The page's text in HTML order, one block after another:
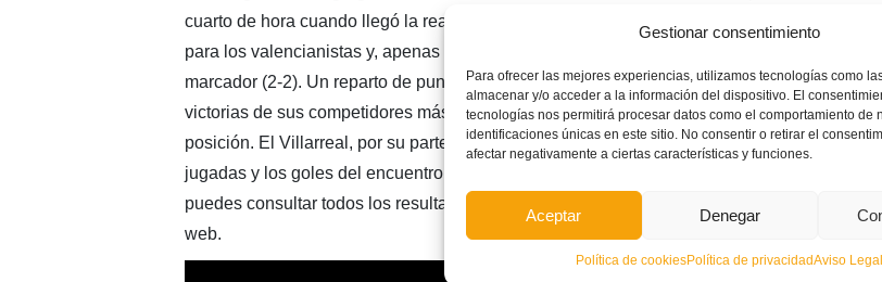
Gestionar consentimiento
Para ofrecer las mejores experiencias, utilizamos tecnologías como
almacenar y/o acceder a la información del dispositivo. El
tecnologías nos permitirá procesar datos como el comportamiento de
identificaciones únicas en este sitio. No consentir o retirar el
afectar negativamente a ciertas características y funciones.
Aceptar Denegar
Política de cookiesPolítica de privacidadAviso Legal
cuarto de hora cuando llegó la reacción en forma de goles. En el minuto 78 Julio Insa puso
para los valencianistas y, apenas un minuto después, de penalti, David Ruiz ponía el
marcador (2-2). Un reparto de puntos insuficiente, sin embargo, para el Fundació VCF, ya
victorias de sus competidores más directos (Levante UD y Elche CF) queda relegado a la
posición. El Villarreal, por su parte, no se desprende del segundo puesto. Puedes revivir
jugadas y los goles del encuentro en el resumen que te ofrece la FFCV. Y, además,
puedes consultar todos los resultados y clasificaciones en el apartado ‘
web.